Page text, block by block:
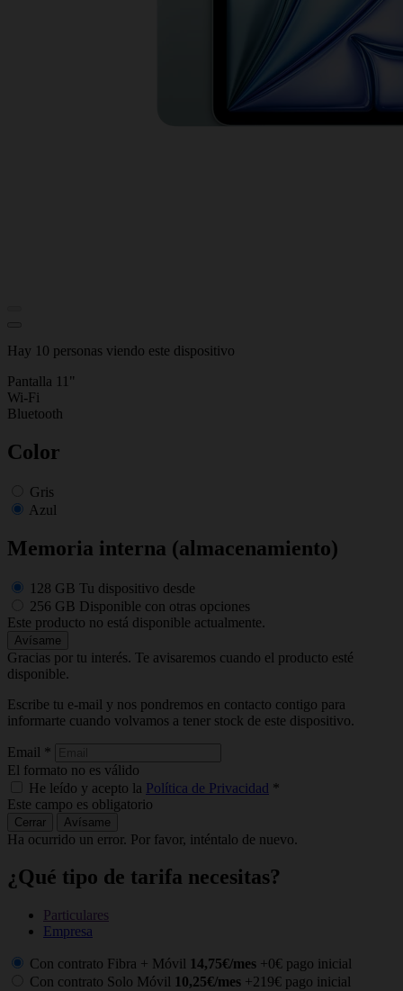
Hay 10 personas viendo este dispositivo
Pantalla 11"
Wi-Fi
Bluetooth
Color
Gris
Azul
Memoria interna (almacenamiento)
128 GB Tu dispositivo desde
256 GB Disponible con otras opciones
Este producto no está disponible actualmente.
Avísame
Gracias por tu interés. Te avisaremos cuando el producto esté
disponible.
Escribe tu e-mail y nos pondremos en contacto contigo para
informarte cuando volvamos a tener stock de este dispositivo.
Email *
El formato no es válido
He leído y acepto la Política de Privacidad *
Este campo es obligatorio
Cerrar Avísame
Ha ocurrido un error. Por favor, inténtalo de nuevo.
¿Qué tipo de tarifa necesitas?
Particulares
Empresa
Con contrato Fibra + Móvil 14,75€/mes +0€ pago inicial
Con contrato Solo Móvil 10,25€/mes +219€ pago inicial